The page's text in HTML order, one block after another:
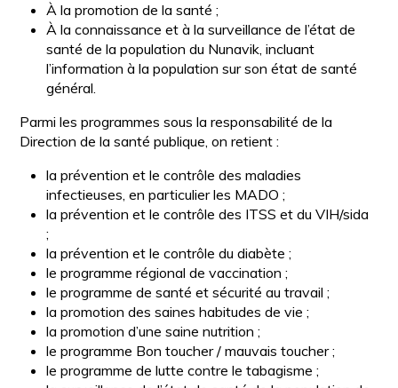
À la promotion de la santé ;
À la connaissance et à la surveillance de l’état de
santé de la population du Nunavik, incluant
l’information à la population sur son état de santé
général.
Parmi les programmes sous la responsabilité de la
Direction de la santé publique, on retient :
la prévention et le contrôle des maladies
infectieuses, en particulier les MADO ;
la prévention et le contrôle des ITSS et du VIH/sida
;
la prévention et le contrôle du diabète ;
le programme régional de vaccination ;
le programme de santé et sécurité au travail ;
la promotion des saines habitudes de vie ;
la promotion d’une saine nutrition ;
le programme Bon toucher / mauvais toucher ;
le programme de lutte contre le tabagisme ;